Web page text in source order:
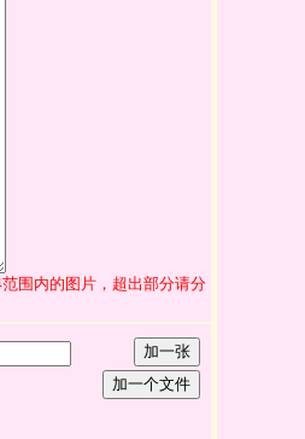
围内的图片，超出部分请分
加一张
加一个文件